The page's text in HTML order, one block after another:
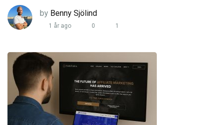
by Benny Sjölind
1 år ago 0 1